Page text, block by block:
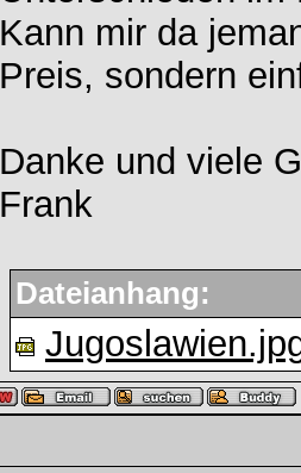
Kann mir da
Preis, sondern
Danke und viele
Frank
Dateianhang: